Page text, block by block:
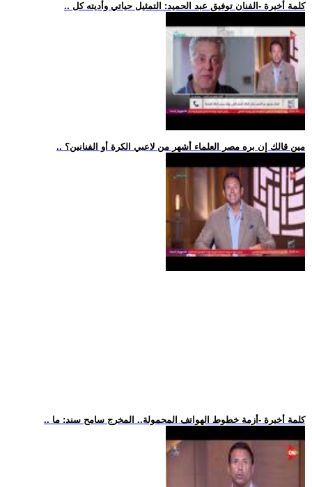
.. كلمة أخيرة -الفنان توفيق عبد الحميد: التمثيل حياتي وأديته كل
.. مين قالك إن بره مصر العلماء أشهر من لاعبي الكرة أو الفنانين؟
.. كلمة أخيرة -أزمة خطوط الهواتف المحمولة.. المخرج سامح سند: ما